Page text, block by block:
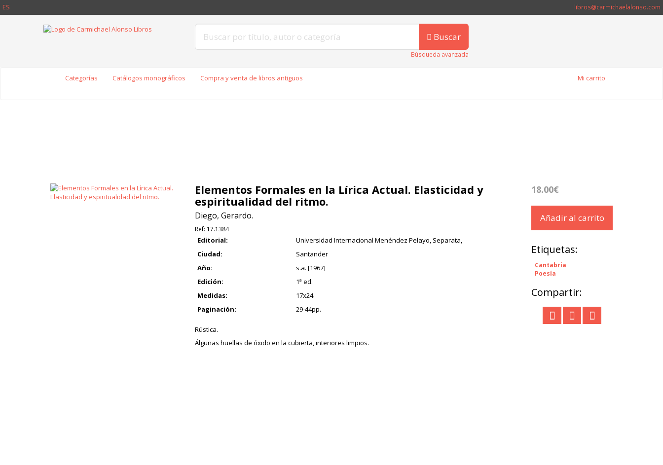
ES libros@carmichaelalonso.com
Buscar
Búsqueda avanzada
Categorías Catálogos monográficos Compra y venta de libros antiguos Mi carrito
Elementos Formales en la Lírica Actual. Elasticidad y
espiritualidad del ritmo.
Diego, Gerardo.
Ref: 17.1384
Editorial:
Universidad Internacional Menéndez Pelayo, Separata,
Ciudad:
Santander
Año:
s.a. [1967]
Edición:
1ª ed.
Medidas:
17x24.
Paginación:
29-44pp.
Rústica.
Álgunas huellas de óxido en la cubierta, interiores limpios.
18.00€
Añadir al carrito
Etiquetas:
Cantabria
Poesía
Compartir: